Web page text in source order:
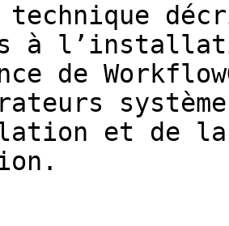
technique
à
de
et de la